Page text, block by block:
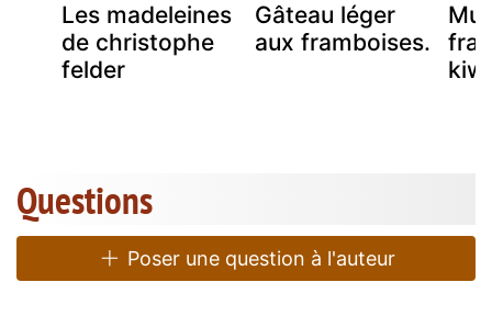
Les madeleines
de christophe
felder
Gâteau léger
aux framboises.
Questions
Poser une question à l'auteur